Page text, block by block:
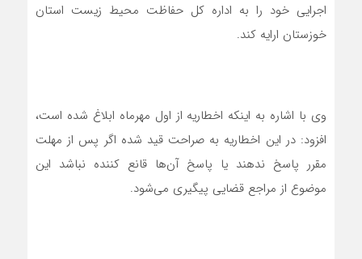
اجرایی خود را به اداره کل حفاظت محیط زیست استان
خوزستان ارایه کند.
وی با اشاره به اینکه اخطاریه از اول مهرماه ابلاغ شده است،
افزود: در این اخطاریه به صراحت قید شده اگر پس از مهلت
مقرر پاسخ ندهند یا پاسخ آن‌ها قانع کننده نباشد این
موضوع از مراجع قضایی پیگیری می‌شود.